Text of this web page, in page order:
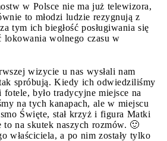
w Polsce nie ma już telewizora,
to młodzi ludzie rezygnują z
tym ich biegłość posługiwania się
lokowania wolnego czasu w
wizycie u nas wysłali nam
spróbują. Kiedy ich odwiedziliśmy
fotele, było tradycyjne miejsce na
na tych kanapach, ale w miejscu
Święte, stał krzyż i figura Matki
to na skutek naszych rozmów. 🙂
właściciela, a po nim zostały tylko